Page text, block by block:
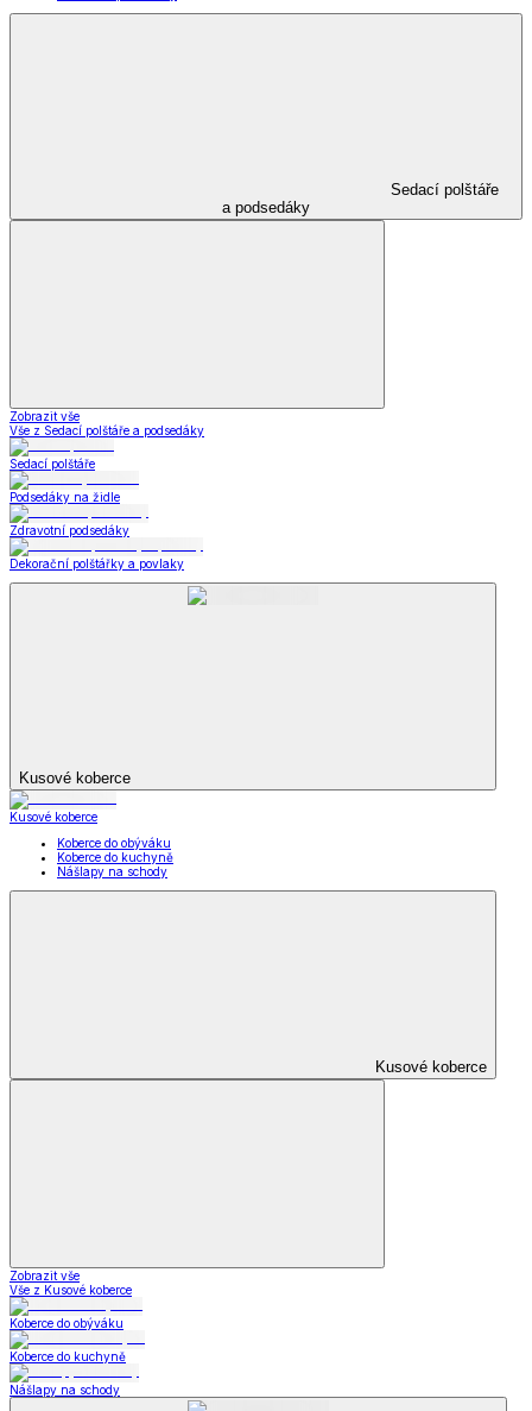
Sedací polštáře
a podsedáky
Zobrazit vše
Vše z Sedací polštáře a podsedáky
Sedací polštáře
Podsedáky na židle
Zdravotní podsedáky
Dekorační polštářky a povlaky
Kusové koberce
Kusové koberce
Koberce do obýváku
Koberce do kuchyně
Nášlapy na schody
Kusové koberce
Zobrazit vše
Vše z Kusové koberce
Koberce do obýváku
Koberce do kuchyně
Nášlapy na schody